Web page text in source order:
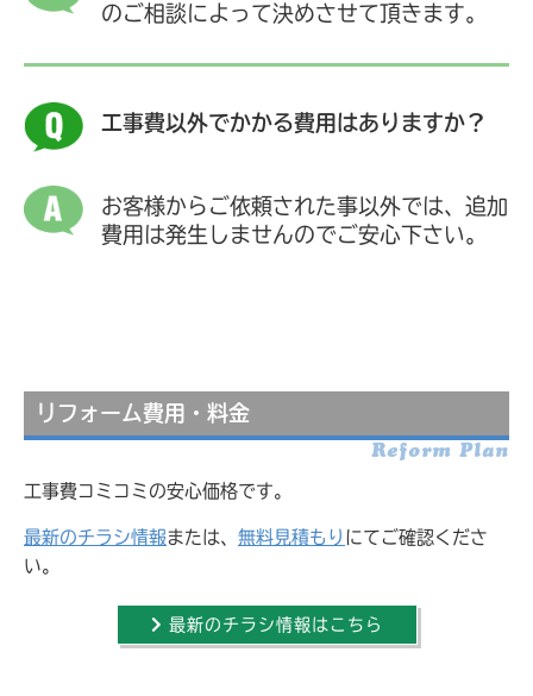
のご相談によって決めさせて頂きます。
工事費以外でかかる費用はありますか？
お客様からご依頼された事以外では、追加
費用は発生しませんのでご安心下さい。
リフォーム費用・料金
Reform Plan
工事費コミコミの安心価格です。
最新のチラシ情報または、 無料見積もり にてご確認くださ
い。
最新のチラシ情報はこちら